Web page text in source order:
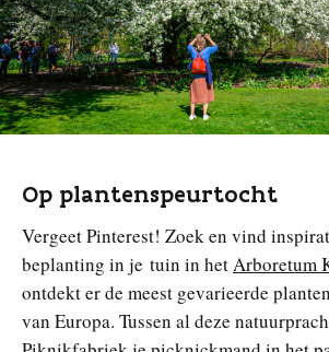
Op plantenspeurtocht
Vergeet Pinterest! Zoek en vind
beplanting in je tuin in hetArboretum
ontdekt er de meest gevarieerde
van Europa. Tussen al deze